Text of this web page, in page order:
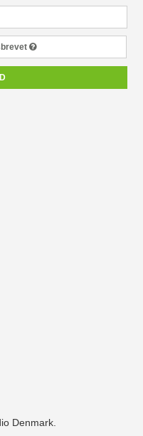
Denmark.